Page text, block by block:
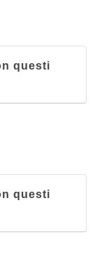
questi
questi